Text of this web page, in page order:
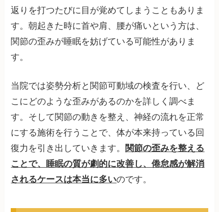
返りを打つたびに目が覚めてしまうこともありま
す。朝起きた時に首や肩、腰が痛いという方は、
関節の歪みが睡眠を妨げている可能性がありま
す。
当院では姿勢分析と関節可動域の検査を行い、ど
こにどのような歪みがあるのかを詳しく調べま
す。そして関節の動きを整え、神経の流れを正常
にする施術を行うことで、体が本来持っている回
復力を引き出していきます。 関節の歪みを整える
ことで、睡眠の質が劇的に改善し、倦怠感が解消
されるケースは本当に多いのです。